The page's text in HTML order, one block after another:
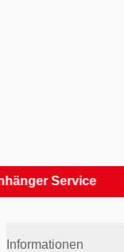
Service
Informationen